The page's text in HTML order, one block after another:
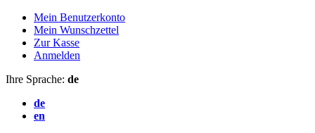
Mein Benutzerkonto
Mein Wunschzettel
Zur Kasse
Anmelden
Ihre Sprache: de
de
en